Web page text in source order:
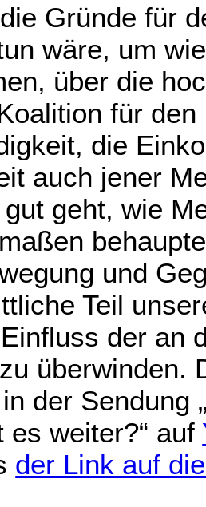
Gründe für
wäre, um
über die
für
die
auch jener
geht, wie
und
Teil
der an
überwinden.
der Sendung
es weiter?“ auf
der Link auf